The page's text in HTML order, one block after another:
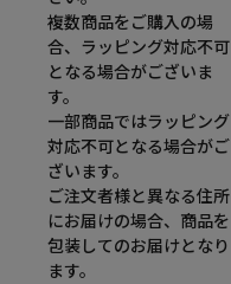
複数商品をご購入の場
合、ラッピング対応不可
となる場合がございま
す。
一部商品ではラッピング
対応不可となる場合がご
ざいます。
ご注文者様と異なる住所
にお届けの場合、商品を
包装してのお届けとなり
ます。